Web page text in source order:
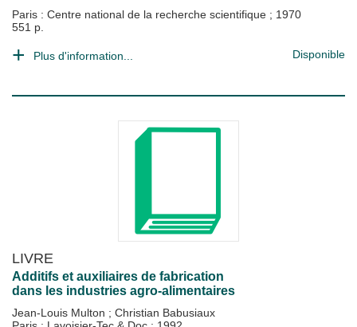
Paris : Centre national de la recherche scientifique ; 1970
551 p.
Plus d'information... Disponible
LIVRE
Additifs et auxiliaires de fabrication
dans les industries agro-alimentaires
Jean-Louis Multon ; Christian Babusiaux